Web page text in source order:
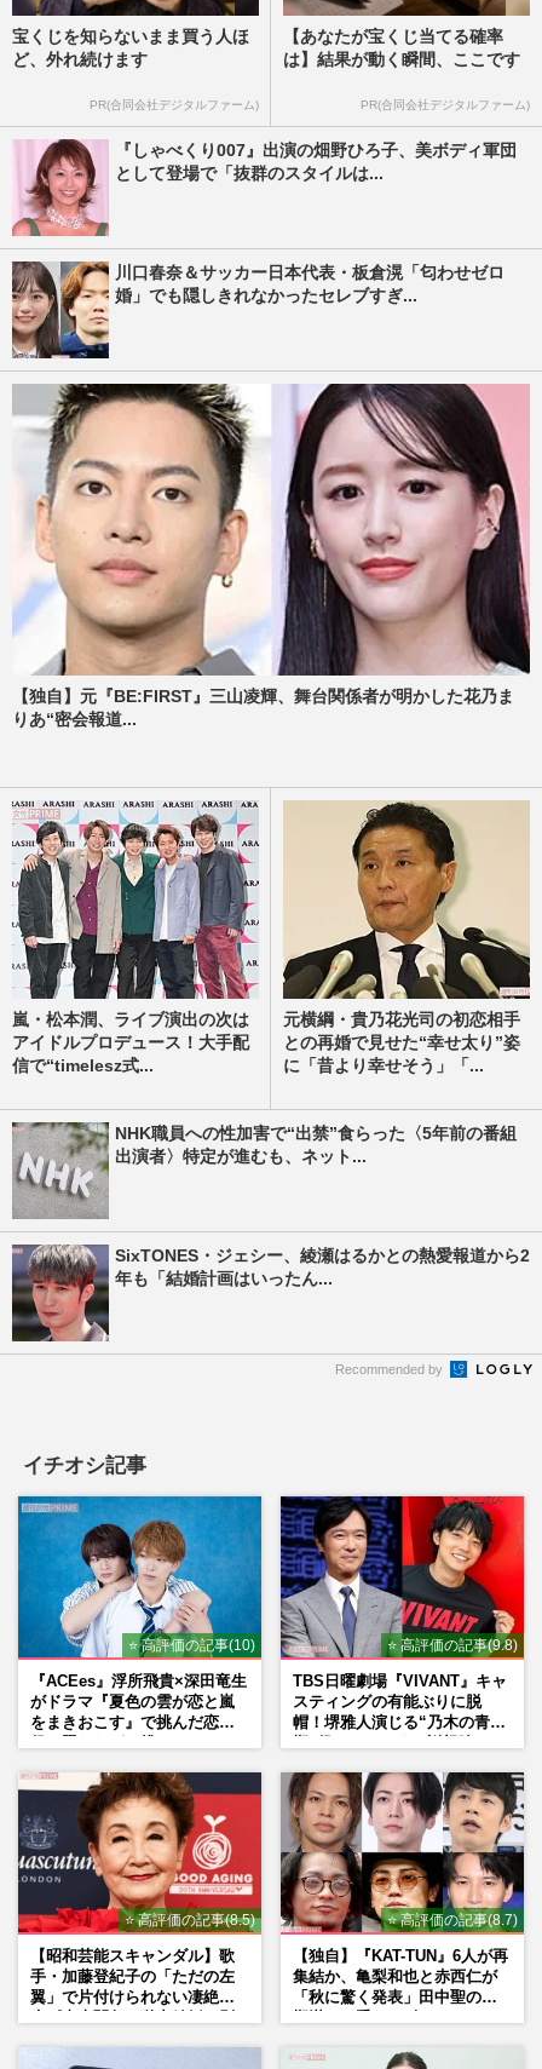
宝くじを知らないまま買う人ほ
ど、外れ続けます
PR(合同会社デジタルファーム)
【あなたが宝くじ当てる確率
は】結果が動く瞬間、ここです
PR(合同会社デジタルファーム)
『しゃべくり007』出演の畑野ひろ子、美ボディ軍団
として登場で「抜群のスタイルは...
川口春奈＆サッカー日本代表・板倉滉「匂わせゼロ
婚」でも隠しきれなかったセレブすぎ...
【独自】元『BE:FIRST』三山凌輝、舞台関係者が明かした花乃ま
りあ“密会報道...
嵐・松本潤、ライブ演出の次は
アイドルプロデュース！大手配
信で“timelesz式...
元横綱・貴乃花光司の初恋相手
との再婚で見せた“幸せ太り”姿
に「昔より幸せそう」「...
NHK職員への性加害で“出禁”食らった〈5年前の番組
出演者〉特定が進むも、ネット...
SixTONES・ジェシー、綾瀬はるかとの熱愛報道から2
年も「結婚計画はいったん...
Recommended by
イチオシ記事
⭐ 高評価の記事(10)
『ACEes』浮所飛貴×深田竜生
がドラマ『夏色の雲が恋と嵐
をまきおこす』で挑んだ恋人
⭐ 高評価の記事(9.8)
TBS日曜劇場『VIVANT』キャ
スティングの有能ぶりに脱
帽！堺雅人演じる“乃木の青年
マン長男・櫻井海音だった
⭐ 高評価の記事(8.5)
【昭和芸能スキャンダル】歌
手・加藤登紀子の「ただの左
翼」で片付けられない凄絶半
⭐ 高評価の記事(8.7)
【独自】『KAT-TUN』6人が再
集結か、亀梨和也と赤西仁が
「秋に驚く発表」田中聖の刑